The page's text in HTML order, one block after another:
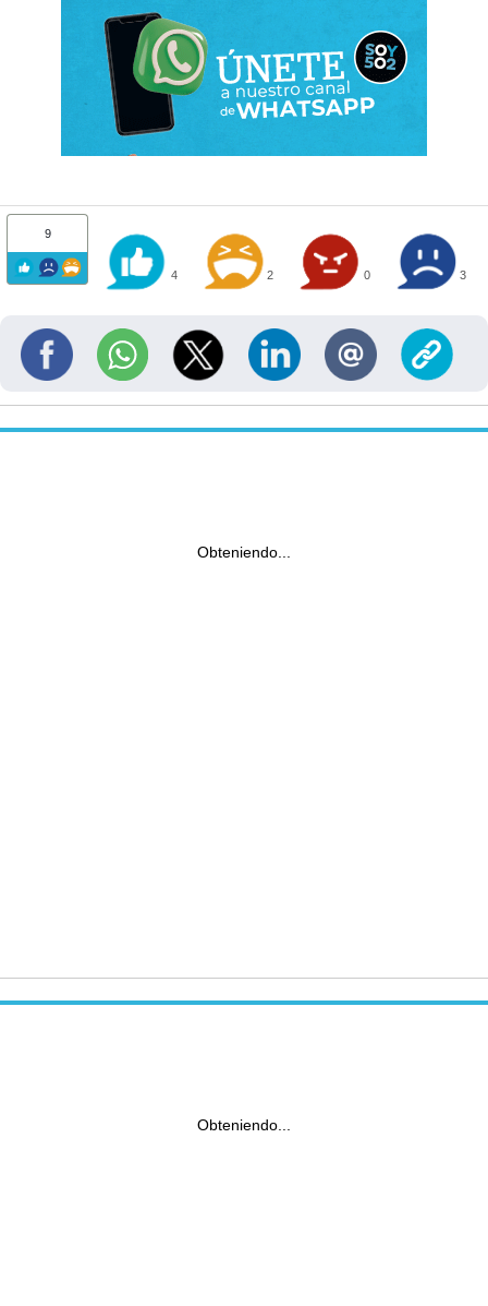
9
4 2 0 3
Obteniendo...
Obteniendo...